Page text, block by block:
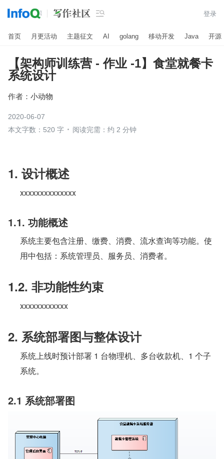
 登录
首页 月更活动 主题征文 AI golang 移动开发 Java 开源
【架构师训练营 - 作业 -1】食堂就餐卡
系统设计
作者： 小动物
2020-06-07
本文字数：520 字
阅读完需：约 2 分钟
1. 设计概述
xxxxxxxxxxxxxx
1.1. 功能概述
系统主要包含注册、缴费、消费、流水查询等功能。使
用中包括：系统管理员、服务员、消费者。
1.2. 非功能性约束
xxxxxxxxxxxx
2. 系统部署图与整体设计
系统上线时预计部署 1 台物理机、多台收款机、1 个子
系统。
2.1 系统部署图